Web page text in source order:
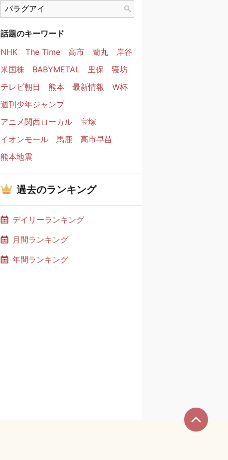
話題のキーワード
NHK
The Time 高市 蘭丸
岸谷
米国株
BABYMETAL 里保
寝坊
テレビ朝日
熊本 最新情報
W杯
週刊少年ジャンプ
アニメ関西ローカル
宝塚
イオンモール
馬鹿
高市早苗
熊本地震
過去のランキング
デイリーランキング
月間ランキング
年間ランキング